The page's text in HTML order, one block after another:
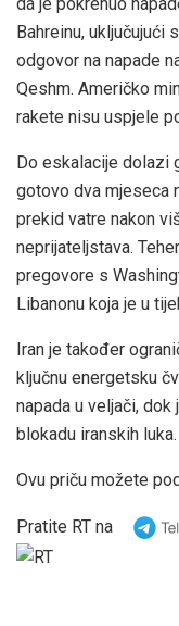
Bahreinu, uključujući
odgovor na napade
Qeshm. Američko
rakete nisu uspjele
Do eskalacije dolazi
gotovo dva mjeseca
prekid vatre nakon
neprijateljstava.
pregovore s
Libanonu koja je u
Iran je također
ključnu energetsku
napada u veljači,
blokadu iranskih luka.
Ovu priču možete
Pratite RT na